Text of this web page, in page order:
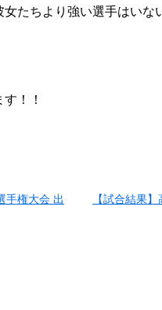
たちより強い選手はいな
！！
手権大会 出
【試合結果